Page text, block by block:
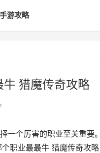
手游攻略
猎魔传奇攻略
一个厉害的职业至关重要
职业最最牛 猎魔传奇攻略